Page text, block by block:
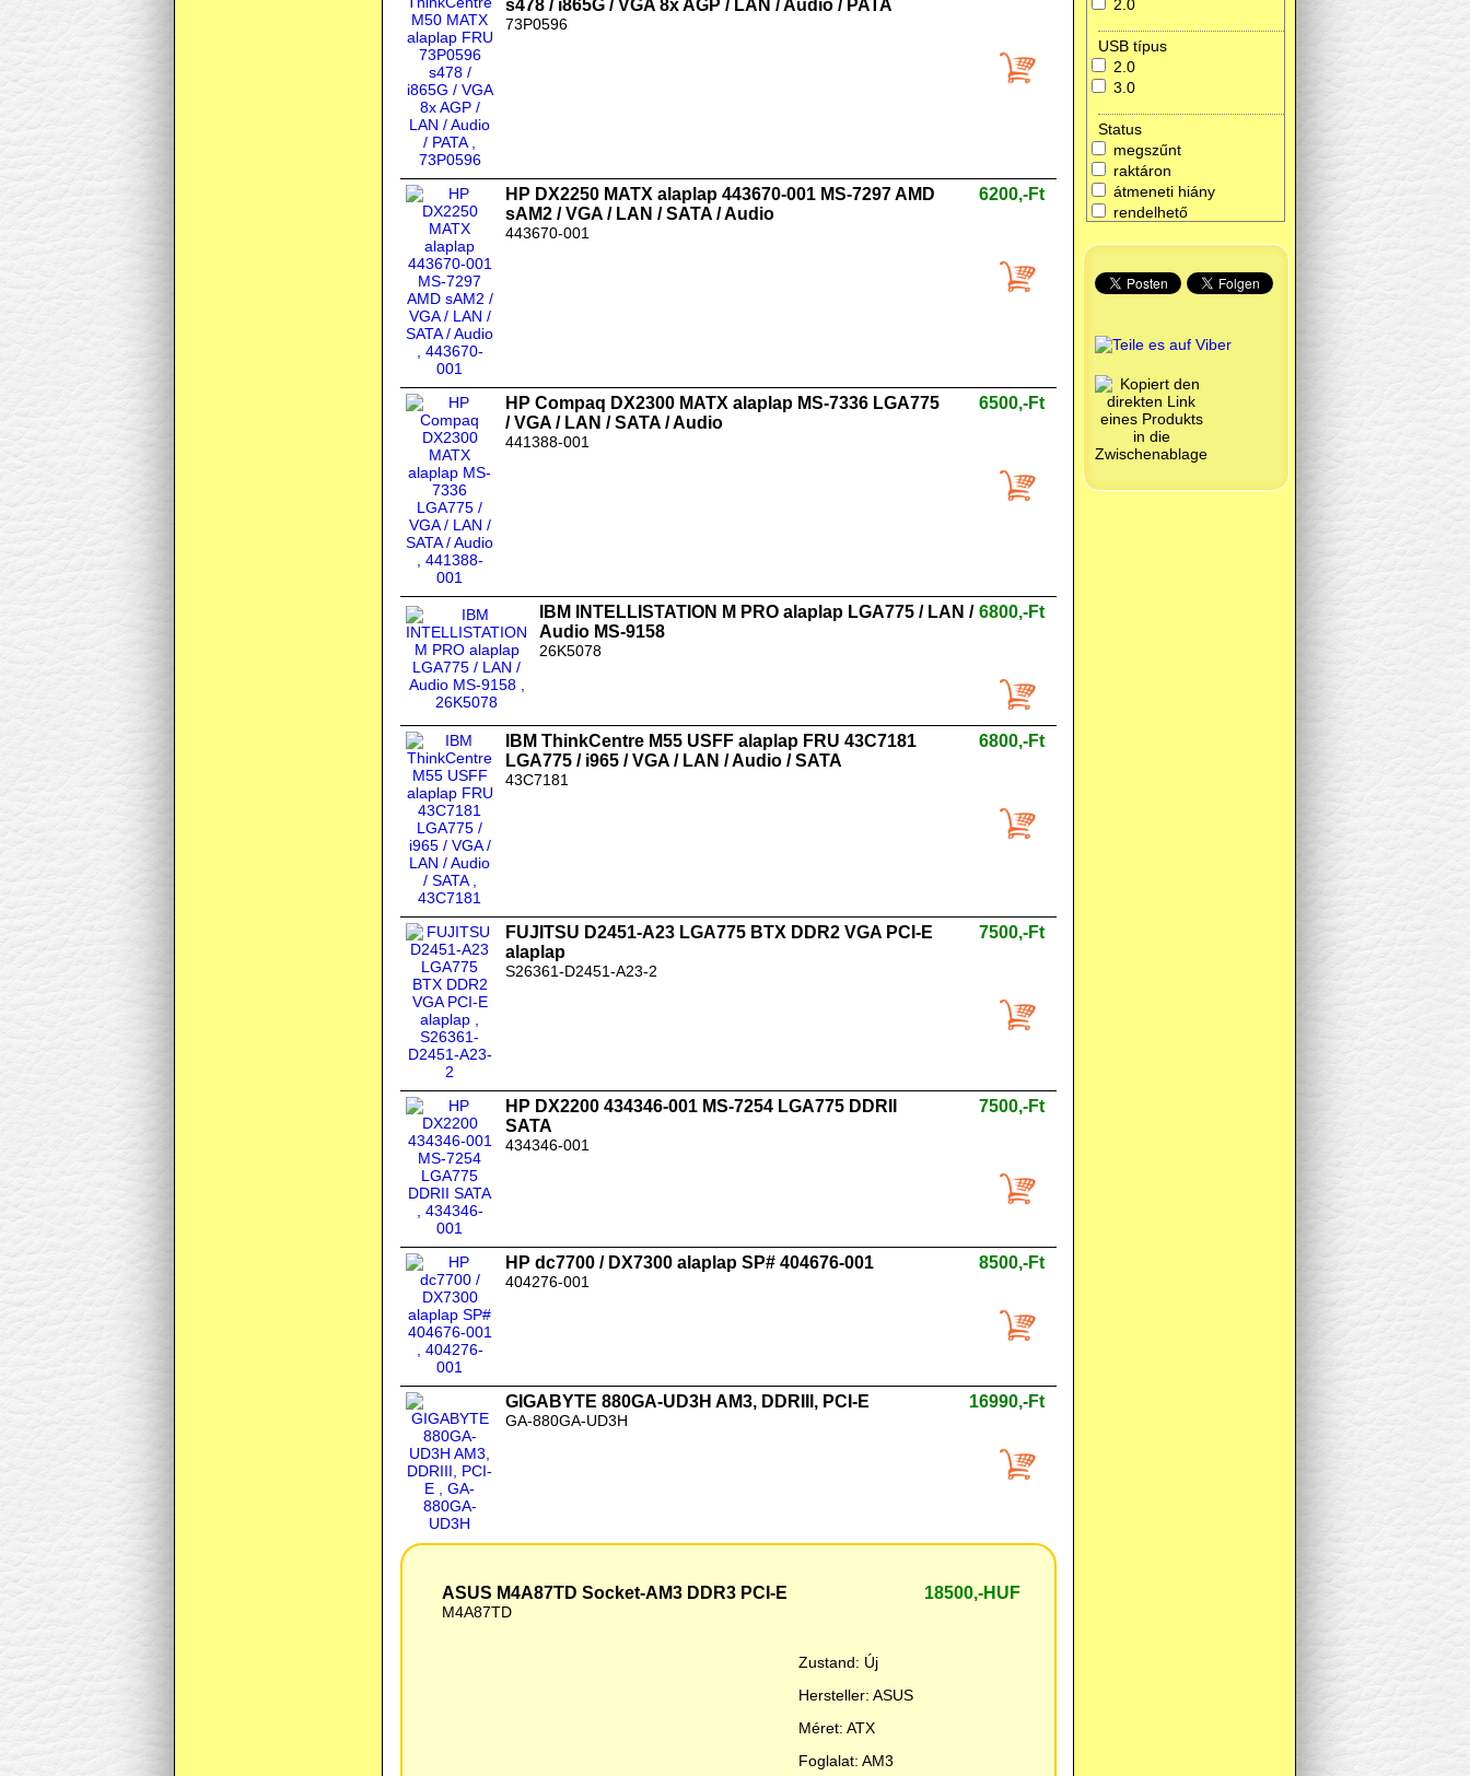
s478 / i865G / VGA 8x AGP / LAN / Audio / PATA
73P0596
HP DX2250 MATX alaplap 443670-001 MS-7297 AMD
sAM2 / VGA / LAN / SATA / Audio
443670-001
6200,-Ft
HP Compaq DX2300 MATX alaplap MS-7336 LGA775
/ VGA / LAN / SATA / Audio
441388-001
6500,-Ft
IBM INTELLISTATION M PRO alaplap LGA775 / LAN /
Audio MS-9158
26K5078
6800,-Ft
IBM ThinkCentre M55 USFF alaplap FRU 43C7181
LGA775 / i965 / VGA / LAN / Audio / SATA
43C7181
6800,-Ft
FUJITSU D2451-A23 LGA775 BTX DDR2 VGA PCI-E
alaplap
S26361-D2451-A23-2
7500,-Ft
HP DX2200 434346-001 MS-7254 LGA775 DDRII
SATA
434346-001
7500,-Ft
HP dc7700 / DX7300 alaplap SP# 404676-001
404276-001
8500,-Ft
GIGABYTE 880GA-UD3H AM3, DDRIII, PCI-E
GA-880GA-UD3H
16990,-Ft
ASUS M4A87TD Socket-AM3 DDR3 PCI-E
M4A87TD
18500,-HUF
Zustand: Új
Hersteller: ASUS
Méret: ATX
Foglalat: AM3
2.0
USB típus
2.0
3.0
Status
megszűnt
raktáron
átmeneti hiány
rendelhető